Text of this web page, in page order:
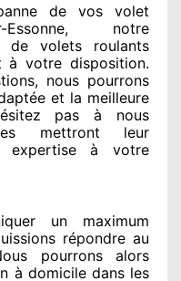
de vos volet
Essonne, notre
de volets roulants
à votre disposition.
, nous pourrons
et la meilleure
pas à nous
mettront leur
à votre
un maximum
répondre au
pourrons alors
à domiciledans les